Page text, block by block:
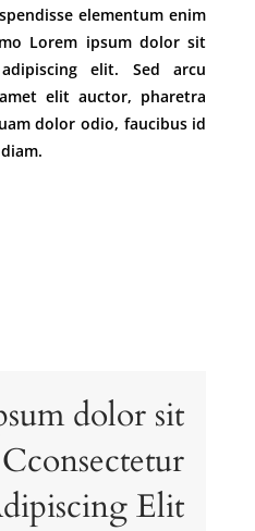
elementum enim
Lorem ipsum dolor sit
elit. Sed arcu
elit auctor, pharetra
dolor odio, faucibus id
dolor sit
Elit